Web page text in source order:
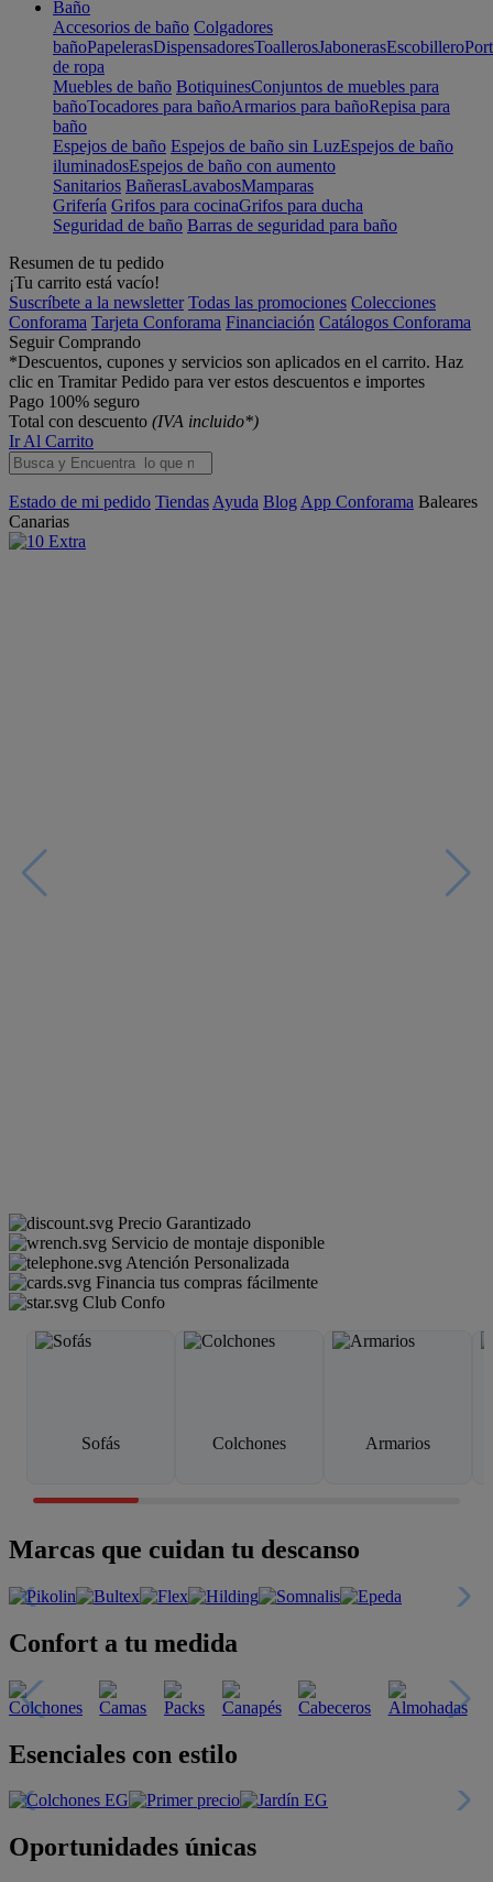
Baño
Accesorios de baño Colgadores
bañoPapelerasDispensadoresToallerosJabonerasEscobillero
de ropa
Muebles de baño BotiquinesConjuntos de muebles para
bañoTocadores para bañoArmarios para bañoRepisa para
baño
Espejos de baño Espejos de baño sin LuzEspejos de baño
iluminadosEspejos de baño con aumento
Sanitarios BañerasLavabosMamparas
Grifería Grifos para cocinaGrifos para ducha
Seguridad de baño Barras de seguridad para baño
Resumen de tu pedido
¡Tu carrito está vacío!
Suscríbete a la newsletter Todas las promociones Colecciones
Conforama Tarjeta Conforama Financiación Catálogos Conforama
Seguir Comprando
*Descuentos, cupones y servicios son aplicados en el carrito. Haz
clic en Tramitar Pedido para ver estos descuentos e importes
Pago 100% seguro
Total con descuento (IVA incluido*)
Ir Al Carrito
Estado de mi pedido Tiendas Ayuda Blog App Conforama Baleares
Canarias
Precio Garantizado
Servicio de montaje disponible
Atención Personalizada
Financia tus compras fácilmente
Club Confo
Sofás Colchones Armarios
Marcas que cuidan tu descanso
Confort a tu medida
Esenciales con estilo
Oportunidades únicas